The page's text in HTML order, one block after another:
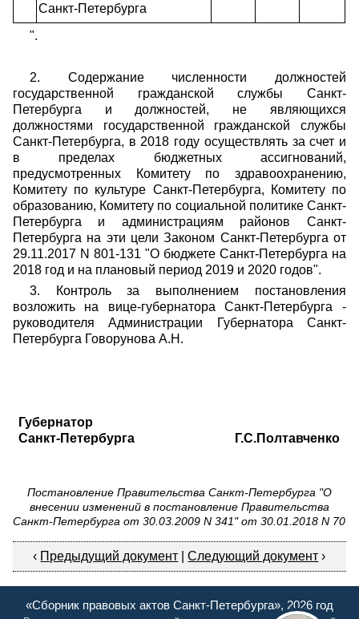
Санкт-Петербурга
".
2. Содержание численности должностей
государственной гражданской службы Санкт-
Петербурга и должностей, не являющихся
должностями государственной гражданской службы
Санкт-Петербурга, в 2018 году осуществлять за счет и
в пределах бюджетных ассигнований,
предусмотренных Комитету по здравоохранению,
Комитету по культуре Санкт-Петербурга, Комитету по
образованию, Комитету по социальной политике Санкт-
Петербурга и администрациям районов Санкт-
Петербурга на эти цели Законом Санкт-Петербурга от
29.11.2017 N 801-131 "О бюджете Санкт-Петербурга на
2018 год и на плановый период 2019 и 2020 годов".
3.
Контроль за выполнением постановления
возложить на вице-губернатора Санкт-Петербурга -
руководителя Администрации Губернатора Санкт-
Петербурга Говорунова А.Н.
Губернатор
Санкт-Петербурга
Г.С.Полтавченко
Постановление Правительства Санкт-Петербурга "О
внесении изменений в постановление Правительства
Санкт-Петербурга от 30.03.2009 N 341" от 30.01.2018 N 70
‹ Предыдущий документ |Следующий документ ›
«Сборник правовых актов Санкт-Петербурга», 2026 год